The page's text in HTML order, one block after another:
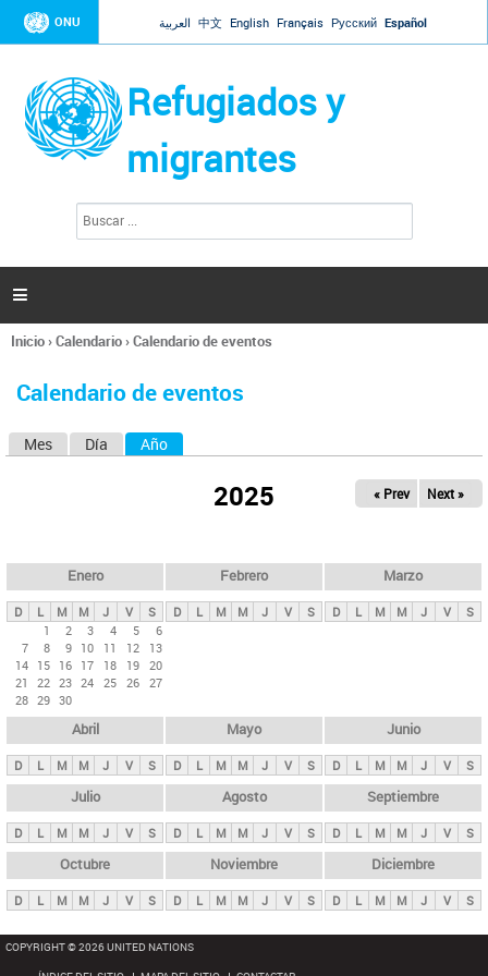
Jump to navigation
ONU العربية 中文 English Français Русский Español
Refugiados y
migrantes
l
d
s

Se
usted
Inicio›Calendario›Calendario de eventos
Calendario de eventos
s
p
n
i
p
a
l
s
Mes Día Año
2025 « Prev Next »
Enero
D L M M J V
S
1
2 3 4 5
6
7
8 9 10 11 12
13
14 15 16 17 18 19 20
21
22 23 24 25 26 27
28 29 30
Febrero
D L M M J V S
Marzo
D L M M J V S
Abril
D L M M J V S
Mayo
D L M M J V S
Junio
D L M M J V S
Julio
D L M M J V S
Agosto
D L M M J V S
Septiembre
D L M M J V S
Octubre
D L M M J V S
Noviembre
D L M M J V S
Diciembre
D L M M J V S
COPYRIGHT © 2026 UNITED NATIONS